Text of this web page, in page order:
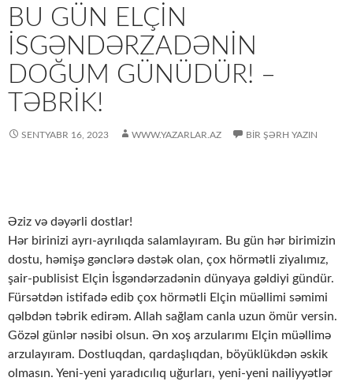
BU GÜN ELÇIN
İSGƏNDƏRZADƏNIN
DOĞUM GÜNÜDÜR! –
TƏBRIK!
SENTYABR 16, 2023 WWW.YAZARLAR.AZ BIR ŞƏRH YAZIN
Əziz və dəyərli dostlar!
Hər birinizi ayrı-ayrılıqda salamlayıram. Bu gün hər birimizin
dostu, həmişə gənclərə dəstək olan, çox hörmətli ziyalımız,
şair-publisist Elçin İsgəndərzadənin dünyaya gəldiyi gündür.
Fürsətdən istifadə edib çox hörmətli Elçin müəllimi səmimi
qəlbdən təbrik edirəm. Allah sağlam canla uzun ömür versin.
Gözəl günlər nəsibi olsun. Ən xoş arzularımı Elçin müəllimə
arzulayıram. Dostluqdan, qardaşlıqdan, böyüklükdən əskik
olmasın. Yeni-yeni yaradıcılıq uğurları, yeni-yeni nailiyyətlər